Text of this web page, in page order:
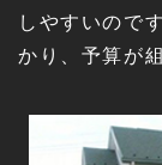
しやすいので
かり、予算が